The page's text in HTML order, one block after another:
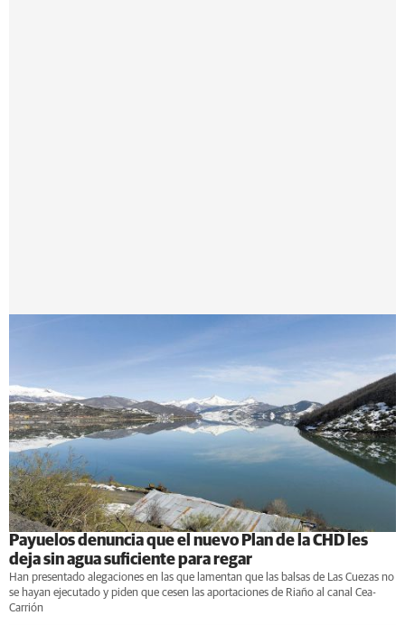
Payuelos denuncia que el nuevo Plan de la CHD les
deja sin agua suficiente para regar
Han presentado alegaciones en las que lamentan que las balsas de Las Cuezas no
se hayan ejecutado y piden que cesen las aportaciones de Riaño al canal Cea-
Carrión